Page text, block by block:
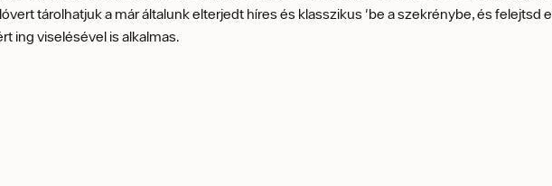
tárolhatjuk a már általunk elterjedt híres és klasszikus 'be a szekrénybe, és felejtsd
ing viselésével is alkalmas.